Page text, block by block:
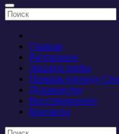
Главная
Расписание
Заказать требы
Помощь приходу
Духовенство
Восстановление
Контакты